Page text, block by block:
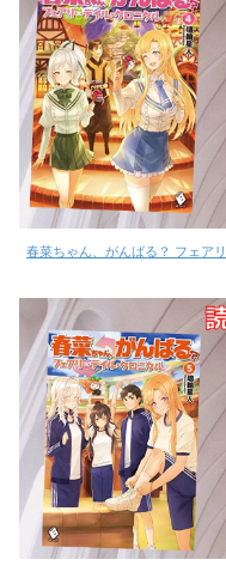
春菜ちゃん、がんばる？ フェア